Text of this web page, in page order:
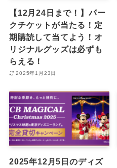
【12月24日まで！】パー
クチケットが当たる！定
期購読して当てよう！オ
リジナルグッズは必ずも
らえる！
2025年1月23日
2025年12月5日のディズ